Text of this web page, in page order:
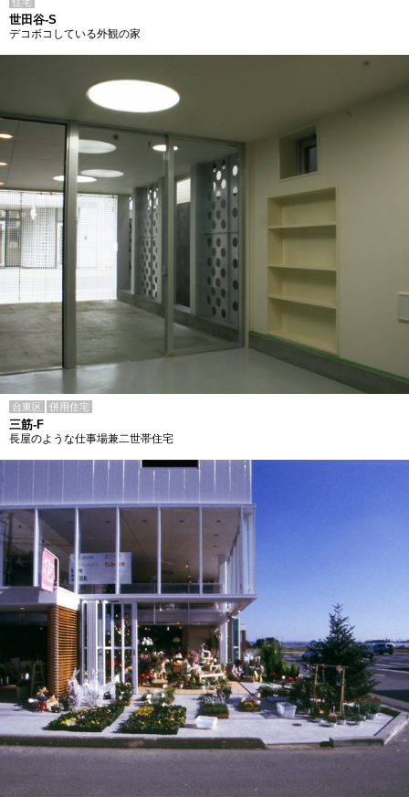
世田谷-S
デコボコしている外観の家
台東区 併用住宅
三筋-F
長屋のような仕事場兼二世帯住宅